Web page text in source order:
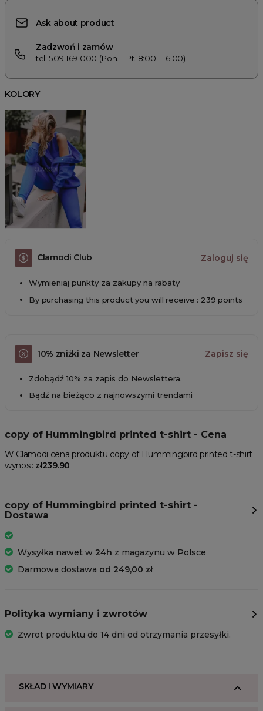
Ask about product
Zadzwoń i zamów
tel. 509 169 000 (Pon. - Pt. 8:00 - 16:00)
KOLORY
Clamodi Club Zaloguj się
Wymieniaj punkty za zakupy na rabaty
By purchasing this product you will receive : 239 points
10% zniżki za Newsletter Zapisz się
Zdobądź 10% za zapis do Newslettera.
Bądź na bieżąco z najnowszymi trendami
copy of Hummingbird printed t-shirt - Cena
W Clamodi cena produktu copy of Hummingbird printed t-shirt
wynosi: zł239.90
copy of Hummingbird printed t-shirt -
Dostawa
Wysyłka nawet w 24h z magazynu w Polsce
Darmowa dostawa od 249,00 zł
Polityka wymiany i zwrotów
Zwrot produktu do 14 dni od otrzymania przesyłki.
SKŁAD I WYMIARY